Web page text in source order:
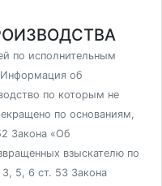
по исполнительным
Информация об
по которым не
по основаниям,
Закона «Об
взыскателю по
5, 6 ст. 53 Закона